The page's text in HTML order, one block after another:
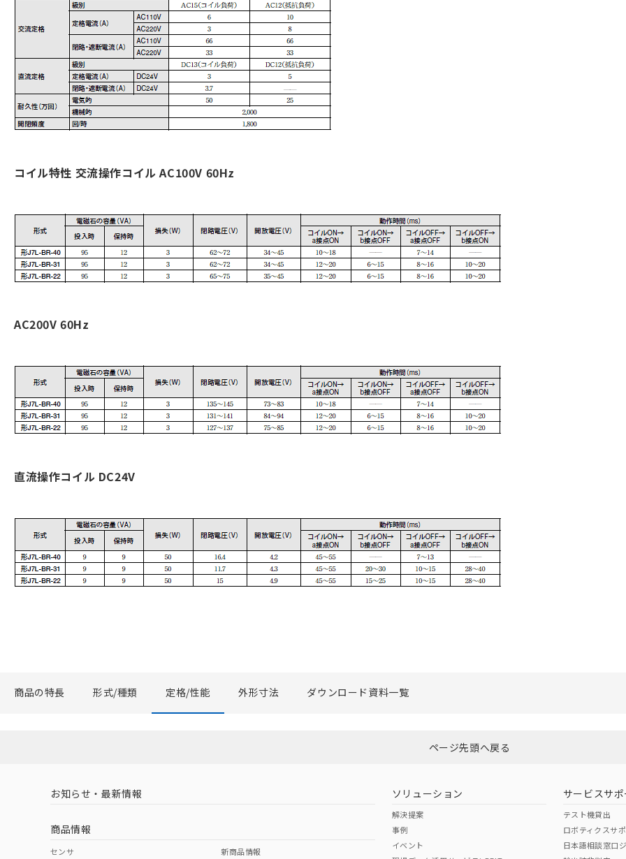
コイル特性 交流操作コイル AC100V 60Hz
AC200V 60Hz
直流操作コイル DC24V
商品の特長 形式/種類 定格/性能 外形寸法 ダウンロード資料一覧
ページ先頭へ戻る
お知らせ・最新情報
商品情報
センサ 新商品情報
ソリューション
解決提案
事例
イベント
サービスサポ
テスト機貸出
ロボティクスサ
日本語相談窓口